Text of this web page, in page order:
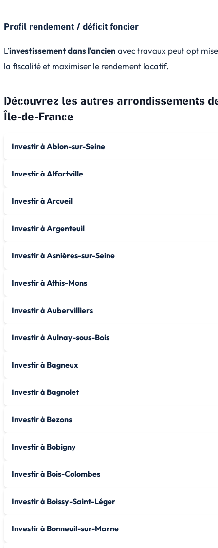
Profil rendement / déficit foncier
L’investissement dans l'ancien avec travaux peut
la fiscalité et maximiser le rendement locatif.
Découvrez les autres arrondissements
Île-de-France
Investir à Ablon-sur-Seine
Investir à Alfortville
Investir à Arcueil
Investir à Argenteuil
Investir à Asnières-sur-Seine
Investir à Athis-Mons
Investir à Aubervilliers
Investir à Aulnay-sous-Bois
Investir à Bagneux
Investir à Bagnolet
Investir à Bezons
Investir à Bobigny
Investir à Bois-Colombes
Investir à Boissy-Saint-Léger
Investir à Bonneuil-sur-Marne